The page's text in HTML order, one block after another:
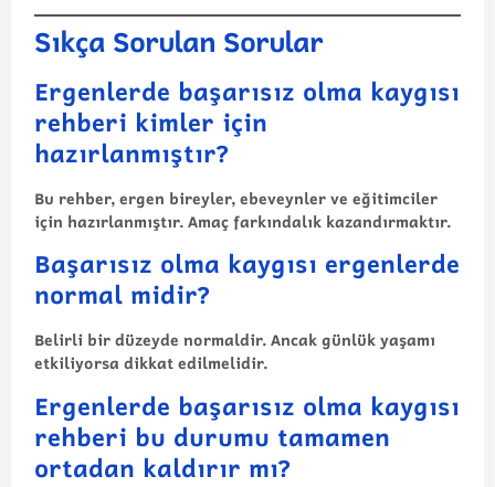
Sıkça Sorulan Sorular
Ergenlerde başarısız olma kaygısı
rehberi kimler için
hazırlanmıştır?
Bu rehber, ergen bireyler, ebeveynler ve eğitimciler
için hazırlanmıştır. Amaç farkındalık kazandırmaktır.
Başarısız olma kaygısı ergenlerde
normal midir?
Belirli bir düzeyde normaldir. Ancak günlük yaşamı
etkiliyorsa dikkat edilmelidir.
Ergenlerde başarısız olma kaygısı
rehberi bu durumu tamamen
ortadan kaldırır mı?